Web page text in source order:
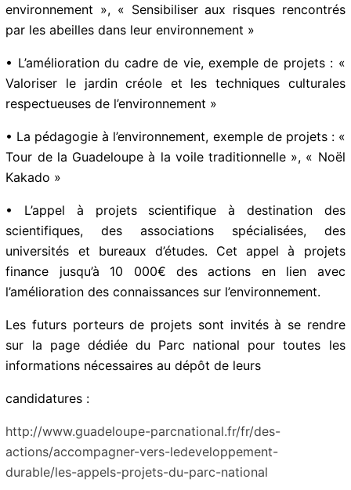
environnement », « Sensibiliser aux risques rencontrés
par les abeilles dans leur environnement »
• L’amélioration du cadre de vie, exemple de projets :
« Valoriser le jardin créole et les techniques culturales
respectueuses de l’environnement »
• La pédagogie à l’environnement, exemple de projets
: « Tour de la Guadeloupe à la voile traditionnelle », «
Noël Kakado »
• L’appel à projets scientifique à destination des
scientifiques, des associations spécialisées, des
universités et bureaux d’études. Cet appel à projets
finance jusqu’à 10 000€ des actions en lien avec
l’amélioration des connaissances sur l’environnement.
Les futurs porteurs de projets sont invités à se rendre
sur la page dédiée du Parc national pour toutes les
informations nécessaires au dépôt de leurs
candidatures :
http://www.guadeloupe-parcnational.fr/fr/des-
actions/accompagner-vers-ledeveloppement-
durable/les-appels-projets-du-parc-national